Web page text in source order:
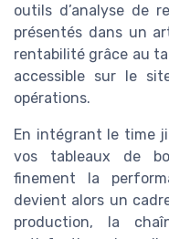
outils d’analyse de
présentés dans un
rentabilité grâce au
accessible sur le
opérations.
En intégrant le time
vos tableaux de
finement la
devient alors un
production, la